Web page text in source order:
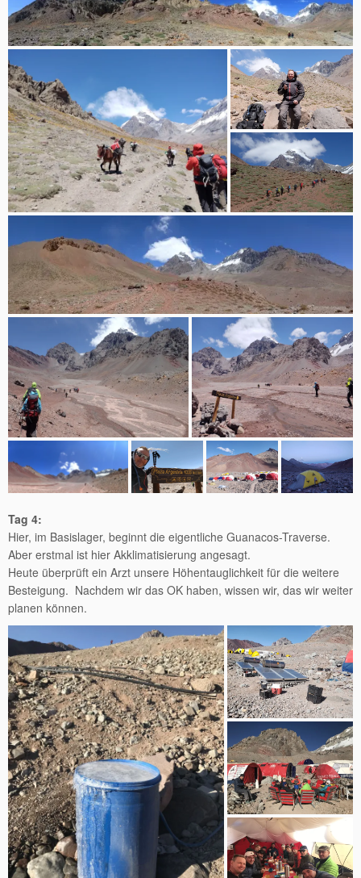
Tag 4:
Hier, im Basislager, beginnt die eigentliche Guanacos-Traverse.
Aber erstmal ist hier Akklimatisierung angesagt.
Heute überprüft ein Arzt unsere Höhentauglichkeit für die weitere
Besteigung. Nachdem wir das OK haben, wissen wir, das wir weiter
planen können.